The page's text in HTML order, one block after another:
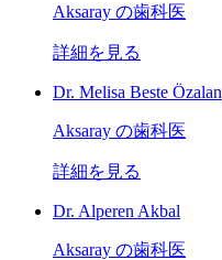
Aksaray の歯科医
詳細を見る
Dr. Melisa Beste Özalan
Aksaray の歯科医
詳細を見る
Dr. Alperen Akbal
Aksaray の歯科医